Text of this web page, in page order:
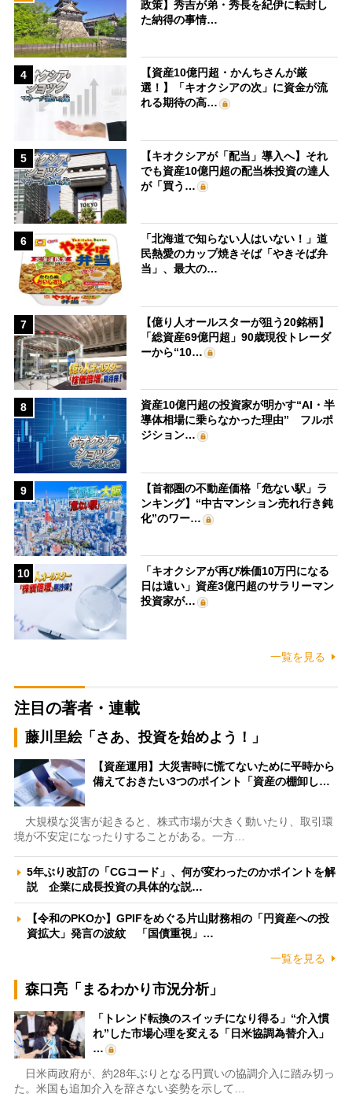
政策】秀吉が弟・秀長を紀伊に転封し
た納得の事情…
4
【資産10億円超・かんちさんが厳
選！】「キオクシアの次」に資金が流
れる期待の高…
5
【キオクシアが「配当」導入へ】それ
でも資産10億円超の配当株投資の達人
が「買う…
6
「北海道で知らない人はいない！」道
民熱愛のカップ焼きそば「やきそば弁
当」、最大の…
7
【億り人オールスターが狙う20銘柄】
「総資産69億円超」90歳現役トレーダ
ーから“10…
8
資産10億円超の投資家が明かす“AI・半
導体相場に乗らなかった理由” フルポ
ジション…
9
【首都圏の不動産価格「危ない駅」ラ
ンキング】“中古マンション売れ行き鈍
化”のワー…
10
「キオクシアが再び株価10万円になる
日は遠い」資産3億円超のサラリーマン
投資家が…
一覧を見る
注目の著者・連載
藤川里絵「さあ、投資を始めよう！」
【資産運用】大災害時に慌てないために平時から
備えておきたい3つのポイント「資産の棚卸し…
大規模な災害が起きると、株式市場が大きく動いたり、取引環
境が不安定になったりすることがある。一方…
5年ぶり改訂の「CGコード」、何が変わったのかポイントを解
説 企業に成長投資の具体的な説…
【令和のPKOか】GPIFをめぐる片山財務相の「円資産への投
資拡大」発言の波紋 「国債重視」…
一覧を見る
森口亮「まるわかり市況分析」
「トレンド転換のスイッチになり得る」“介入慣
れ”した市場心理を変える「日米協調為替介入」
…
日米両政府が、約28年ぶりとなる円買いの協調介入に踏み切っ
た。米国も追加介入を辞さない姿勢を示して…